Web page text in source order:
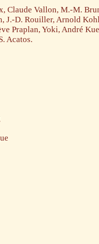
Claude Vallon, M.-M.
J.-D. Rouiller, Arnold
Praplan, Yoki, André
Acatos.